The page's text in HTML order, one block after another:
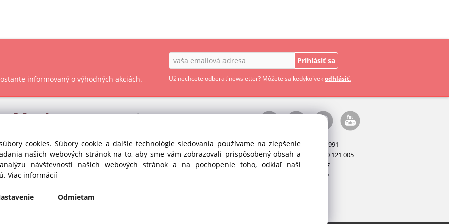
informovaný o výhodných akciách.
Prihlásiť sa
Už nechcete odberať newsletter? Môžete sa kedykoľvekodhlásiť.
Market
pri Dunaji (SC)
OBCHODNÉ PODMIENKY - SPOTREBITEĽ
OCHRANA OSOBNÝCH ÚDAJOV GDPR
Manažér:+421 911 031 991
Príslušenstvo:
+421 910 121 005
Stroje:+421 903 404 067
+421 903 404 047
cookies. Súbory cookie a ďalšie technológie sledovania používame na zlepšenie
našich webových stránok na to, aby sme vám zobrazovali prispôsobený obsah a
návštevnosti našich webových stránok a na pochopenie toho, odkiaľ naši
Viac informácií
Odmietam